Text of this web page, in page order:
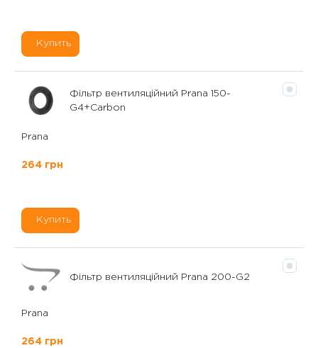
Купить
Фільтр вентиляційний Prana 150-
G4+Carbon
Prana
264 грн
Купить
Фільтр вентиляційний Prana 200-G2
Prana
264 грн